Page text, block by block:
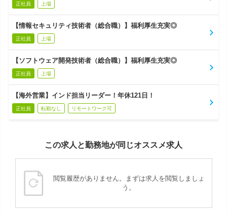
正社員 上場
【情報セキュリティ技術者（総合職）】福利厚生充実◎
正社員 上場
【ソフトウェア開発技術者（総合職）】福利厚生充実◎
正社員 上場
【海外営業】インド担当リーダー！年休121日！
正社員 転勤なし リモートワーク可
この求人と勤務地が同じオススメ求人
閲覧履歴がありません。まずは求人を閲覧しましょ
う。